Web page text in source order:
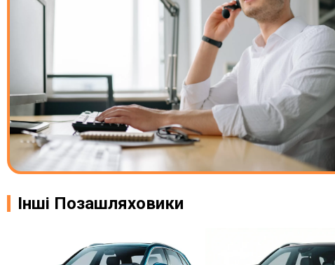
Інші Позашляховики